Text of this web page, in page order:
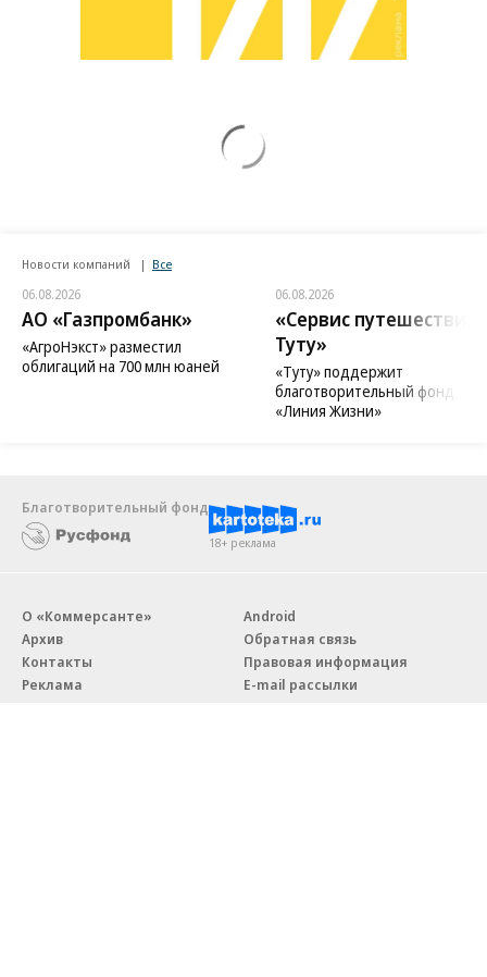
Новости компаний Все
06.08.2026
АО «Газпромбанк»
«АгроНэкст» разместил
облигаций на 700 млн юаней
06.08.2026
«Сервис путешествий
Туту»
«Туту» поддержит
благотворительный фонд
«Линия Жизни»
Благотворительный фонд
18+ реклама
О «Коммерсанте»
Архив
Контакты
Реклама
Android
Обратная связь
Правовая информация
E-mail рассылки